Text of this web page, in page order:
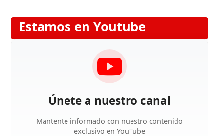
Estamos en Youtube
Únete a nuestro canal
Mantente informado con nuestro contenido
exclusivo en YouTube